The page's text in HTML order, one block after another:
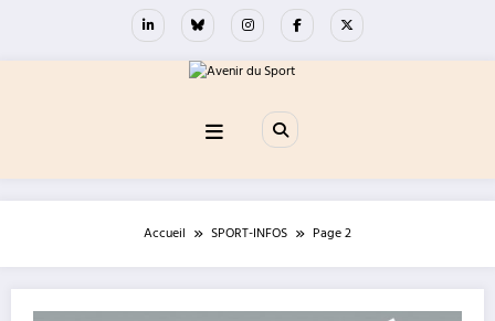
Accueil SPORT-INFOS Page 2